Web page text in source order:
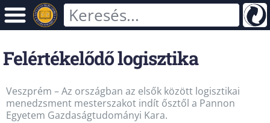
Felértékelődő logisztika
Veszprém – Az országban az elsők között logisztikai
menedzsment mesterszakot indít ősztől a Pannon
Egyetem Gazdaságtudományi Kara.